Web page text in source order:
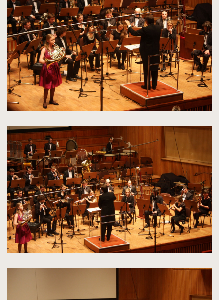
spowoduje
powiększenie
zdjęcia
do
rozmiarów
oryginalnych
spowoduje